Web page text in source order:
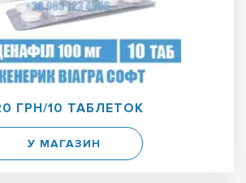
ГРН/10 ТАБЛЕТОК
У МАГАЗИН